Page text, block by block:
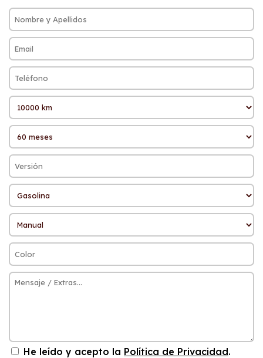
He leído y acepto la Política de Privacidad.